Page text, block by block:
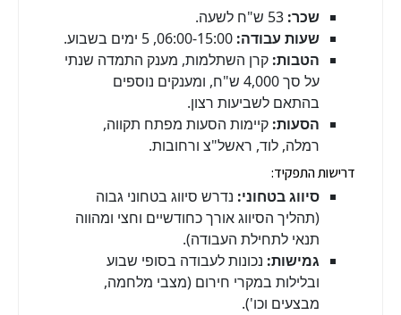
שכר:
שעות עבודה:
הטבות: קרן השתלמות, מענק התמדה שנתי
על סך 4,000 ש"ח, ומענקים נוספים
בהתאם לשביעות רצון.
הסעות: קיימות הסעות מפתח תקווה,
רמלה, לוד, ראשל"צ ורחובות.
דרישות התפקיד:
סיווג בטחוני: נדרש סיווג בטחוני גבוה
(תהליך הסיווג אורך כחודשיים וחצי ומהווה
תנאי לתחילת העבודה).
גמישות: נכונות לעבודה בסופי שבוע
ובלילות במקרי חירום (מצבי מלחמה,
מבצעים וכו').